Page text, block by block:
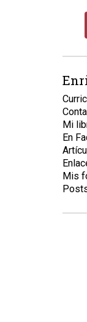
Mi
En
Mis